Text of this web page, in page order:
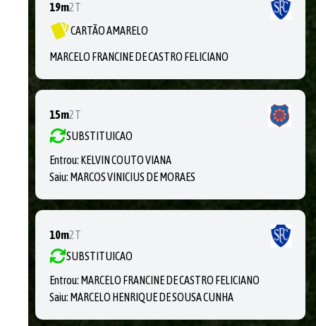
19m2T
CARTÃO AMARELO
MARCELO FRANCINE DE CASTRO FELICIANO
15m2T
SUBSTITUICAO
Entrou: KELVIN COUTO VIANA
Saiu: MARCOS VINICIUS DE MORAES
10m2T
SUBSTITUICAO
Entrou: MARCELO FRANCINE DE CASTRO FELICIANO
Saiu: MARCELO HENRIQUE DE SOUSA CUNHA